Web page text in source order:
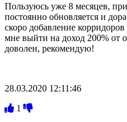
Пользуюсь уже 8 месяцев,
постоянно обновляется и
скоро добавление
мне выйти на доход 200% от
доволен, рекомендую!
28.03.2020 12:11:46
1